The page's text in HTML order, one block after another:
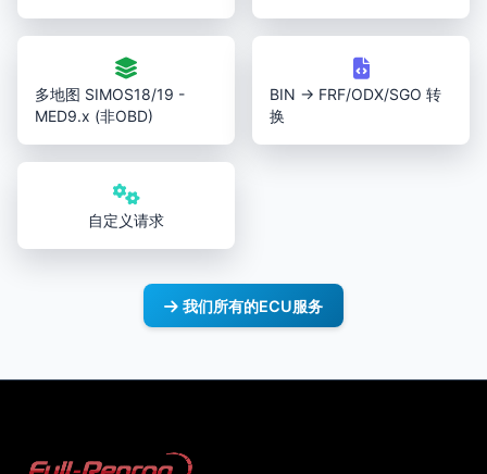
多地图 SIMOS18/19 -
MED9.x (非OBD)
BIN → FRF/ODX/SGO 转
换
自定义请求
我们所有的ECU服务